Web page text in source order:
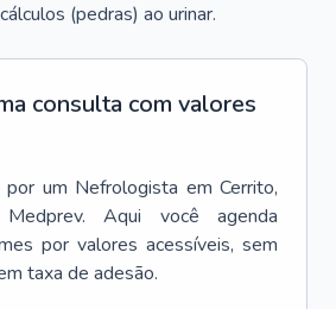
(pedras) ao urinar.
consulta com valores
por um Nefrologista em Cerrito,
Aqui você agenda
por valores acessíveis, sem
taxa de adesão.